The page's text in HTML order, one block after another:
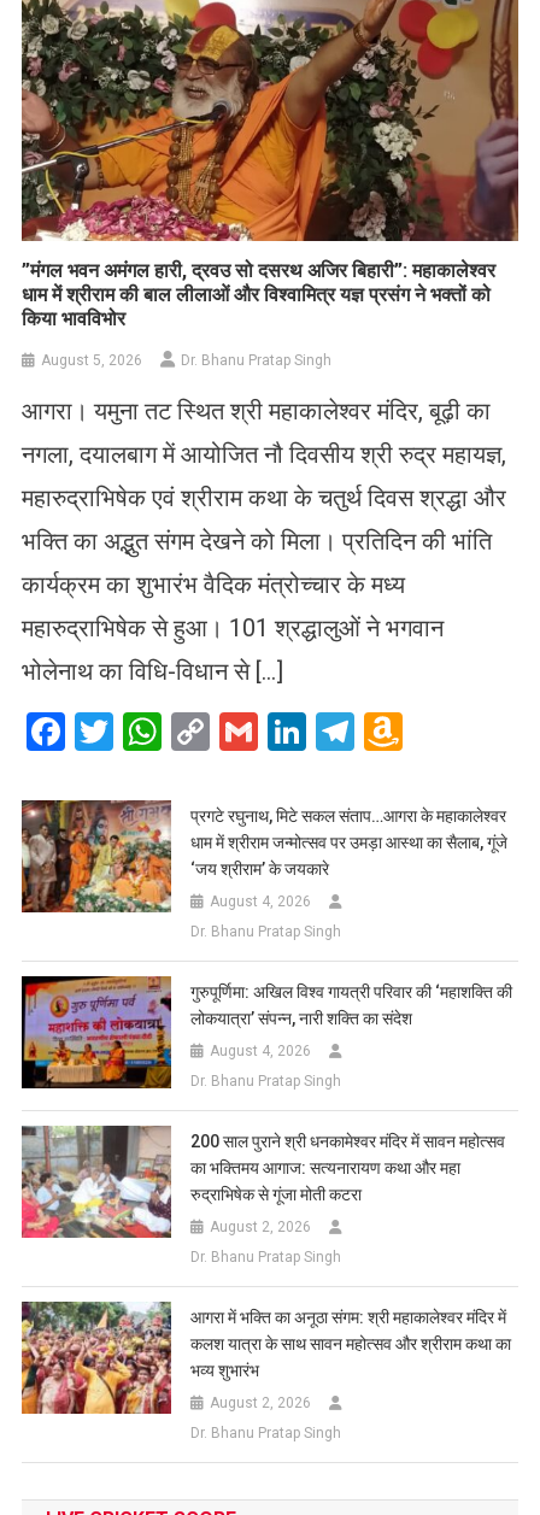
​”मंगल भवन अमंगल हारी, द्रवउ सो दसरथ अजिर बिहारी”: महाकालेश्वर
धाम में श्रीराम की बाल लीलाओं और विश्वामित्र यज्ञ प्रसंग ने भक्तों को
किया भावविभोर
August 5, 2026 Dr. Bhanu Pratap Singh
आगरा। यमुना तट स्थित श्री महाकालेश्वर मंदिर, बूढ़ी का
नगला, दयालबाग में आयोजित नौ दिवसीय श्री रुद्र महायज्ञ,
महारुद्राभिषेक एवं श्रीराम कथा के चतुर्थ दिवस श्रद्धा और
भक्ति का अद्भुत संगम देखने को मिला। प्रतिदिन की भांति
कार्यक्रम का शुभारंभ वैदिक मंत्रोच्चार के मध्य
महारुद्राभिषेक से हुआ। 101 श्रद्धालुओं ने भगवान
भोलेनाथ का विधि-विधान से […]
Facebook
Twitter
WhatsApp
CopyGmailLinkedIn
Telegram
List
प्रगटे रघुनाथ, मिटे सकल संताप…आगरा के महाकालेश्वर
धाम में श्रीराम जन्मोत्सव पर उमड़ा आस्था का सैलाब, गूंजे
‘जय श्रीराम’ के जयकारे
August 4, 2026
Dr. Bhanu Pratap Singh
गुरुपूर्णिमा: अखिल विश्व गायत्री परिवार की ‘महाशक्ति की
लोकयात्रा’ संपन्न, नारी शक्ति का संदेश
August 4, 2026
Dr. Bhanu Pratap Singh
200 साल पुराने श्री धनकामेश्वर मंदिर में सावन महोत्सव
का भक्तिमय आगाज: सत्यनारायण कथा और महा
रुद्राभिषेक से गूंजा मोती कटरा
August 2, 2026
Dr. Bhanu Pratap Singh
आगरा में भक्ति का अनूठा संगम: श्री महाकालेश्वर मंदिर में
कलश यात्रा के साथ सावन महोत्सव और श्रीराम कथा का
भव्य शुभारंभ
August 2, 2026
Dr. Bhanu Pratap Singh